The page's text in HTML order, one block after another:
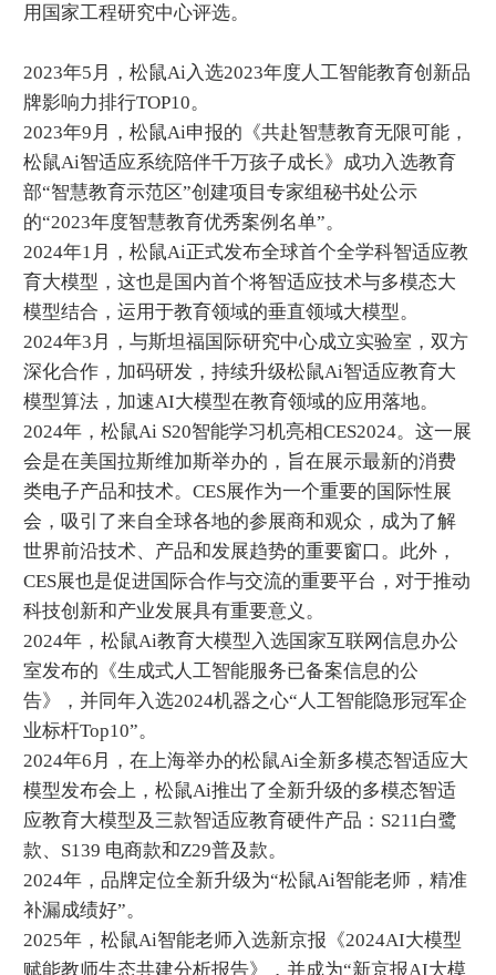
用国家工程研究中心评选。
2023年5月，松鼠Ai入选2023年度人工智能教育创新品
牌影响力排行TOP10。
2023年9月，松鼠Ai申报的《共赴智慧教育无限可能，
松鼠Ai智适应系统陪伴千万孩子成长》成功入选教育
部“智慧教育示范区”创建项目专家组秘书处公示
的“2023年度智慧教育优秀案例名单”。
2024年1月，松鼠Ai正式发布全球首个全学科智适应教
育大模型，这也是国内首个将智适应技术与多模态大
模型结合，运用于教育领域的垂直领域大模型。
2024年3月，与斯坦福国际研究中心成立实验室，双方
深化合作，加码研发，持续升级松鼠Ai智适应教育大
模型算法，加速AI大模型在教育领域的应用落地。
2024年，松鼠Ai S20智能学习机亮相CES2024。这一展
会是在美国拉斯维加斯举办的，旨在展示最新的消费
类电子产品和技术。CES展作为一个重要的国际性展
会，吸引了来自全球各地的参展商和观众，成为了解
世界前沿技术、产品和发展趋势的重要窗口。此外，
CES展也是促进国际合作与交流的重要平台，对于推动
科技创新和产业发展具有重要意义。
2024年，松鼠Ai教育大模型入选国家互联网信息办公
室发布的《生成式人工智能服务已备案信息的公
告》，并同年入选2024机器之心“人工智能隐形冠军企
业标杆Top10”。
2024年6月，在上海举办的松鼠Ai全新多模态智适应大
模型发布会上，松鼠Ai推出了全新升级的多模态智适
应教育大模型及三款智适应教育硬件产品：S211白鹭
款、S139 电商款和Z29普及款。
2024年，品牌定位全新升级为“松鼠Ai智能老师，精准
补漏成绩好”。
2025年，松鼠Ai智能老师入选新京报《2024AI大模型
赋能教师生态共建分析报告》，并成为“新京报AI大模